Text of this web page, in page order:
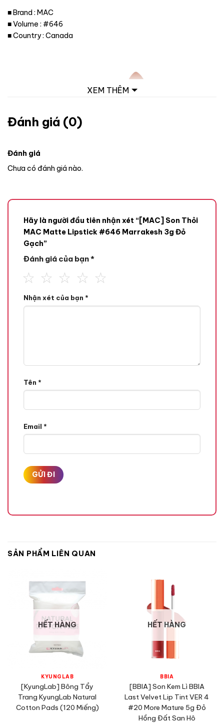
■ Brand : MAC
■ Volume : #646
■ Country : Canada
Son Thỏi MAC Matte Lipstick là một trong những sản phẩm
thị trường khiến chị em đứng ngồi không yên. Sản phẩm có
thiết kế đặc trưng là hình viên đạn, kết cấu son mềm mịn như
đối với tín đồ làm đẹp tại Việt Nam. MAC có tên đầy đủ là
nghệ thuật màu sắc nên rất tỉ mỉ trong từng chi tiết mang
Thành phần
XEM THÊM
Đánh giá (0)
Đánh giá
Chưa có đánh giá nào.
Hãy là người đầu tiên nhận xét “[MAC] Son Thỏi
MAC Matte Lipstick #646 Marrakesh 3g Đỏ
Gạch”
Đánh giá của bạn*
Nhận xét của bạn *
Tên *
Email *
SẢN PHẨM LIÊN QUAN
HẾT HÀNG
KYUNGLAB
[KyungLab] Bông Tẩy
Trang KyungLab Natural
Cotton Pads (120 Miếng)
HẾT HÀNG
BBIA
[BBIA] Son Kem Lì BBIA
Last Velvet Lip Tint VER 4
#20 More Mature 5g Đỏ
Hồng Đất San Hô